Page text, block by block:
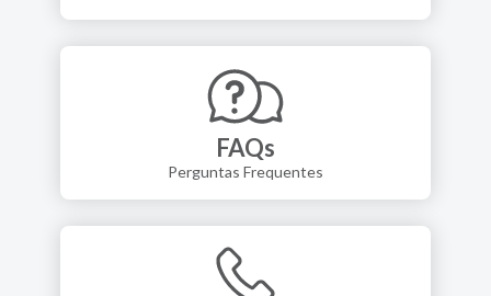
FAQs
Perguntas Frequentes